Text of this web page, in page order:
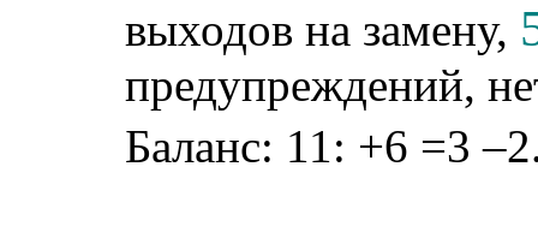
выходов на замену,
предупреждений,
Баланс: 11: +6 =3